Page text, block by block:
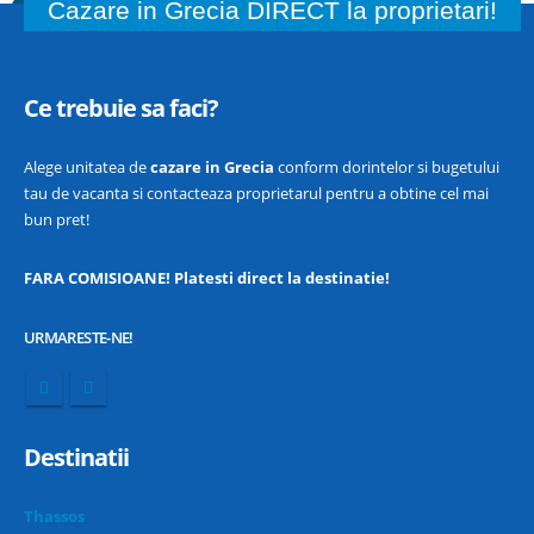
Cazare in Grecia DIRECT la proprietari!
Ce trebuie sa faci?
Alege unitatea decazare in Grecia conform dorintelor si bugetului
tau de vacanta si contacteaza proprietarul pentru a obtine cel mai
bun pret!
FARA COMISIOANE! Platesti direct la destinatie!
URMARESTE-NE!
Destinatii
Thassos